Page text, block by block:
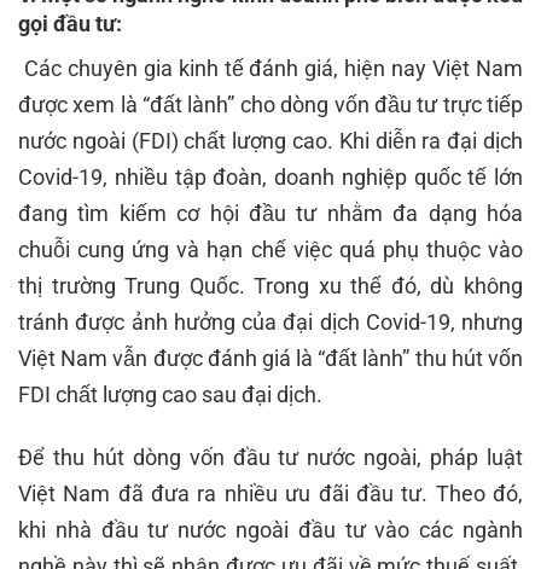
gọi đầu tư:
Các chuyên gia kinh tế đánh giá, hiện nay Việt Nam
được xem là “đất lành” cho dòng vốn đầu tư trực tiếp
nước ngoài (FDI) chất lượng cao. Khi diễn ra đại dịch
Covid-19, nhiều tập đoàn, doanh nghiệp quốc tế lớn
đang tìm kiếm cơ hội đầu tư nhằm đa dạng hóa
chuỗi cung ứng và hạn chế việc quá phụ thuộc vào
thị trường Trung Quốc. Trong xu thế đó, dù không
tránh được ảnh hưởng của đại dịch Covid-19, nhưng
Việt Nam vẫn được đánh giá là “đất lành” thu hút vốn
FDI chất lượng cao sau đại dịch.
Để thu hút dòng vốn đầu tư nước ngoài, pháp luật
Việt Nam đã đưa ra nhiều ưu đãi đầu tư. Theo đó,
khi nhà đầu tư nước ngoài đầu tư vào các ngành